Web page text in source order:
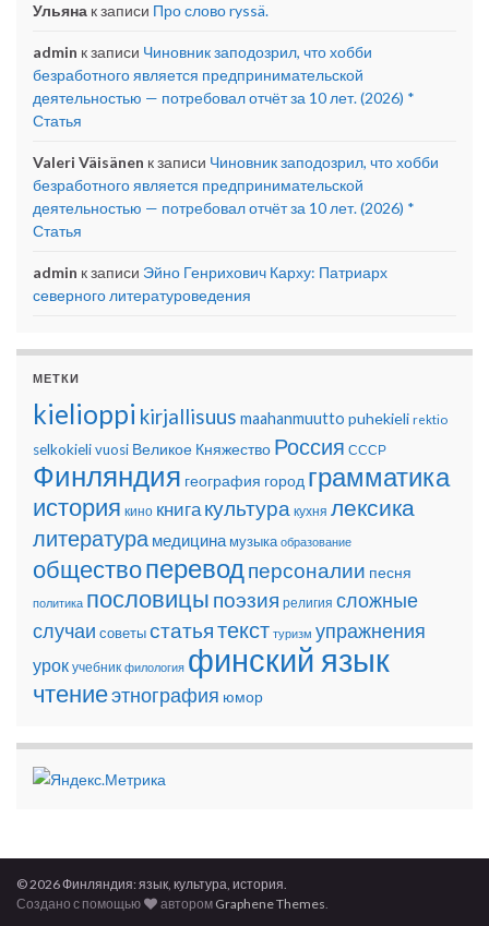
Ульяна к записи Про слово ryssä.
admin к записи Чиновник заподозрил, что хобби
безработного является предпринимательской
деятельностью — потребовал отчёт за 10 лет. (2026) *
Статья
Valeri Väisänen к записи Чиновник заподозрил, что хобби
безработного является предпринимательской
деятельностью — потребовал отчёт за 10 лет. (2026) *
Статья
admin к записи Эйно Генрихович Карху: Патриарх
северного литературоведения
МЕТКИ
kielioppi kirjallisuus maahanmuutto puhekieli rektio
selkokielivuosi Великое Княжество Россия СССР
Финляндия география город грамматика
история кино книгакультура кухня лексика
литература медицина музыка образование
обществопереводперсоналии песня
политика пословицы поэзия религия сложные
случаи советыстатьятекст туризм упражнения
урок учебник филология финский язык
чтениеэтнография юмор
© 2026 Финляндия: язык, культура, история.
Создано с помощью
автором Graphene Themes.